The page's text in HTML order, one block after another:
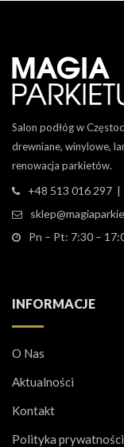
Salon podłóg w
drewniane, winylowe,
renowacja parkietów.
+48 513 016 297
Pn – Pt: 7:30 –
INFORMACJE
O Nas
Aktualności
Kontakt
Polityka prywatności